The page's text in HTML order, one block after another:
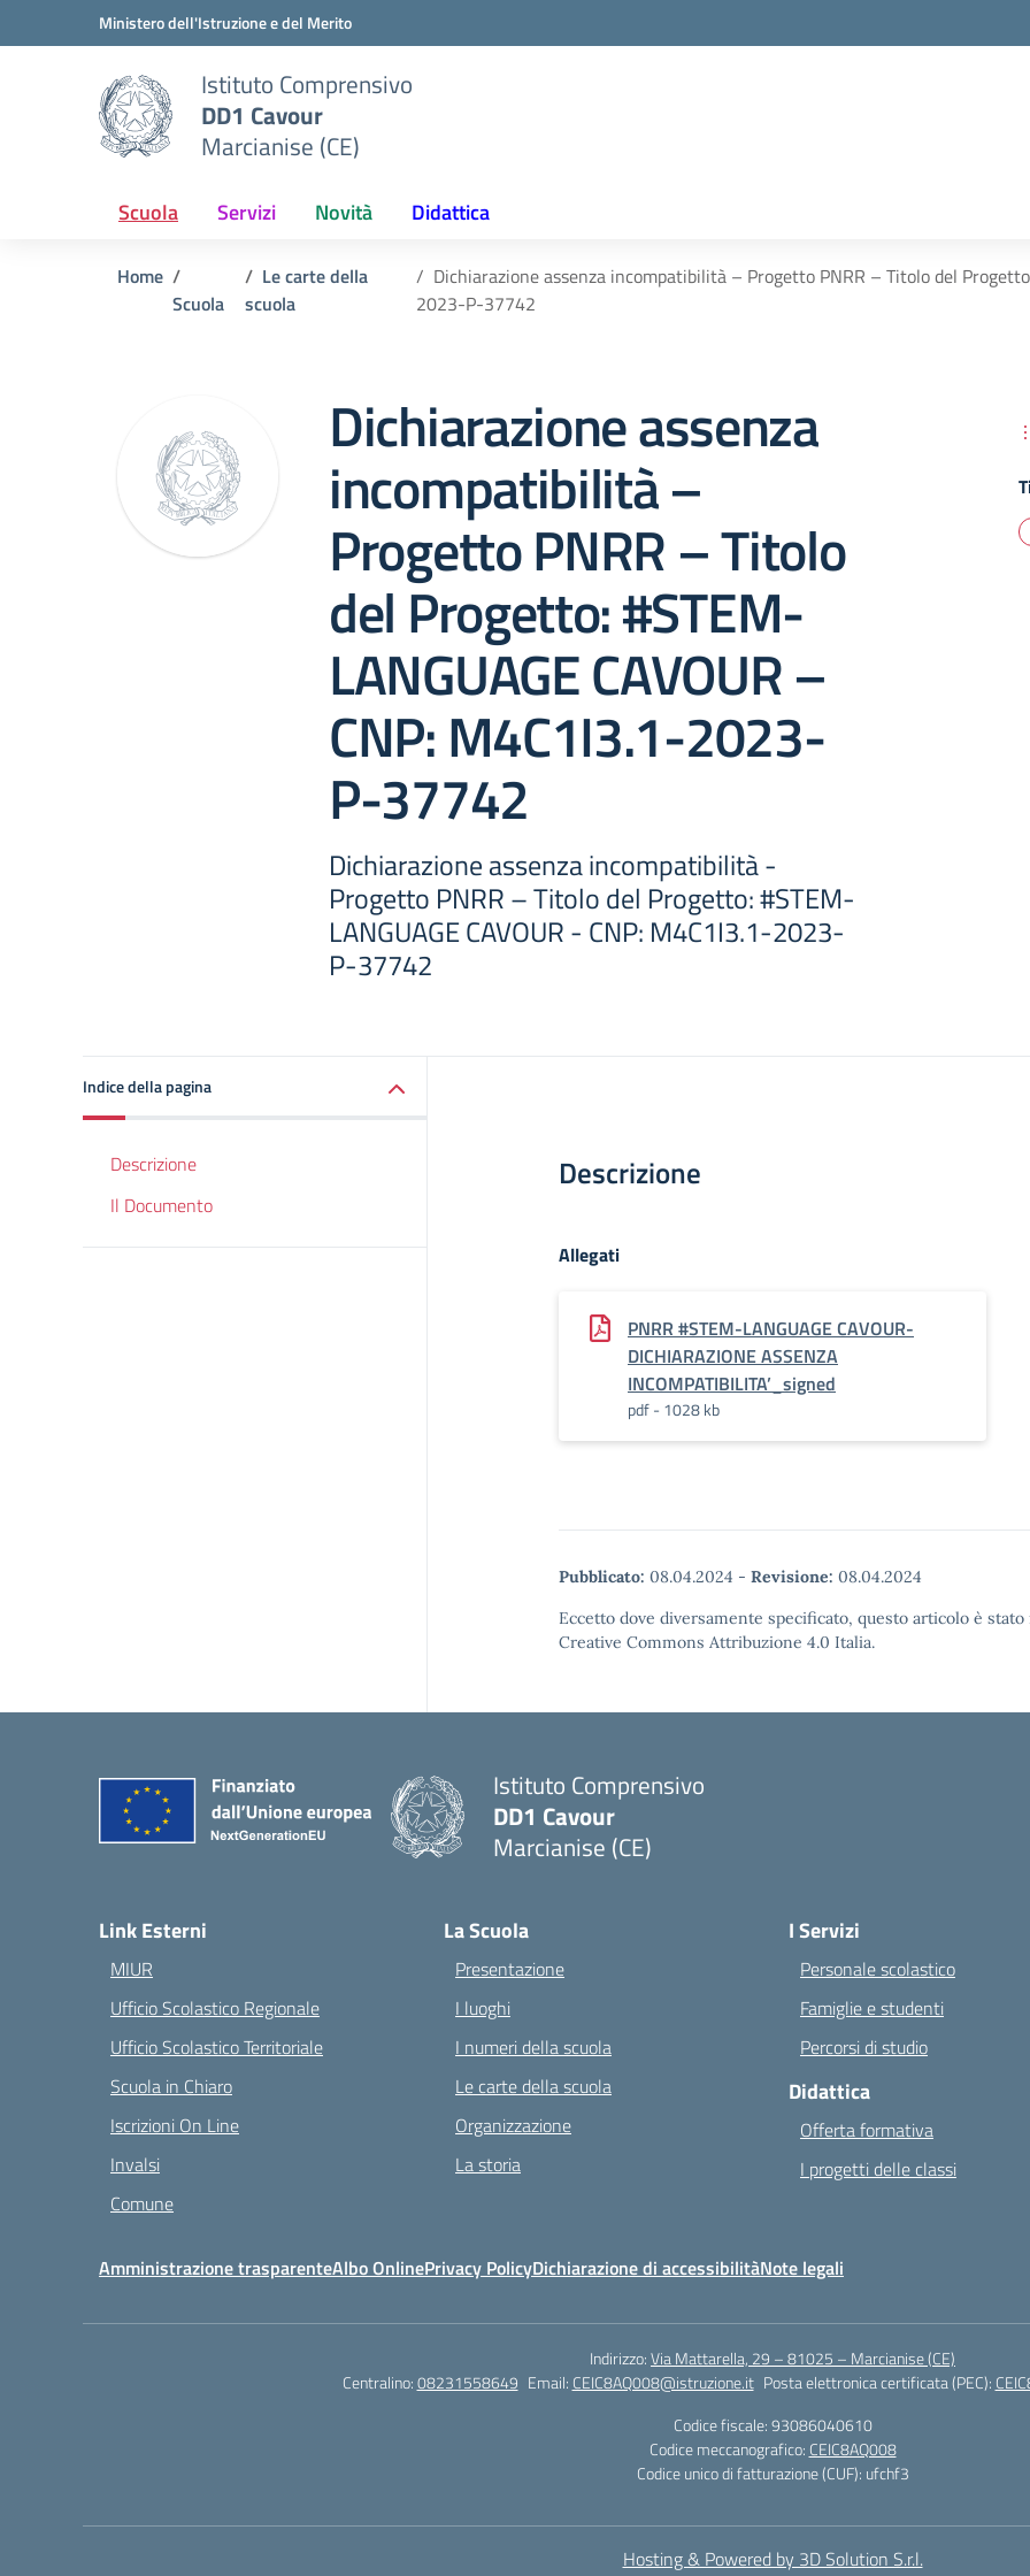
Vai ai contenuti
Vai al menu di navigazioneMinistero dell'Istruzione e del Merito
Istituto Comprensivo
DD1 Cavour
Marcianise (CE)
Scuola Servizi Novità Didattica
Home
Scuola
Le carte della
scuola
Dichiarazione assenza incompatibilità – Progetto PNRR – Titolo del
2023-P-37742
Dichiarazione assenza
incompatibilità –
Progetto PNRR – Titolo
del Progetto: #STEM-
LANGUAGE CAVOUR –
CNP: M4C1I3.1-2023-
P-37742
Dichiarazione assenza incompatibilità -
Progetto PNRR – Titolo del Progetto: #STEM-
LANGUAGE CAVOUR - CNP: M4C1I3.1-2023-
P-37742
Indice della pagina
Descrizione
Il Documento
Descrizione
Allegati
PNRR #STEM-LANGUAGE CAVOUR-
DICHIARAZIONE ASSENZA
INCOMPATIBILITA’_signed
pdf - 1028 kb
Pubblicato: 08.04.2024 - Revisione: 08.04.2024
Eccetto dove diversamente specificato, questo articolo è
Creative Commons Attribuzione 4.0 Italia.
Istituto Comprensivo
DD1 Cavour
Marcianise (CE)
Link Esterni
MIUR
Ufficio Scolastico Regionale
Ufficio Scolastico Territoriale
Scuola in Chiaro
Iscrizioni On Line
Invalsi
Comune
La Scuola
Presentazione
I luoghi
I numeri della scuola
Le carte della scuola
Organizzazione
La storia
I Servizi
Personale scolastico
Famiglie e studenti
Percorsi di studio
Didattica
Offerta formativa
I progetti delle classi
Amministrazione trasparenteAlbo OnlinePrivacy PolicyDichiarazione di accessibilitàNote legali
Indirizzo:Via Mattarella, 29 – 81025 – Marcianise (CE)
Centralino:08231558649 Email: CEIC8AQ008@istruzione.it Posta elettronica certificata (PEC):
Codice fiscale: 93086040610
Codice meccanografico: CEIC8AQ008
Codice unico di fatturazione (CUF): ufchf3
Hosting & Powered by 3D Solution S.r.l.